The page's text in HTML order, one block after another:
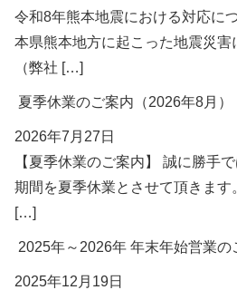
令和8年熊本地震における対応に
本県熊本地方に起こった地震災害
（弊社 […]
夏季休業のご案内（2026年8月）
2026年7月27日
【夏季休業のご案内】 誠に勝手
期間を夏季休業とさせて頂きます
[…]
2025年～2026年 年末年始営業の
2025年12月19日